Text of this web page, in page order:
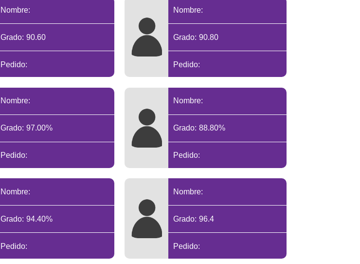
Nombre:
Grado: 90.60
Pedido:
Nombre:
Grado: 90.80
Pedido:
Nombre:
Grado: 97.00%
Pedido:
Nombre:
Grado: 88.80%
Pedido:
Nombre:
Grado: 94.40%
Pedido:
Nombre:
Grado: 96.4
Pedido: